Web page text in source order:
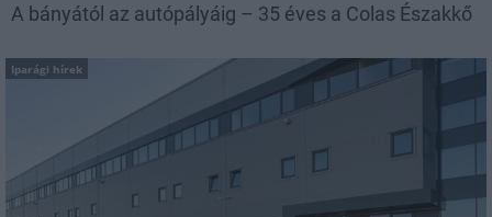
A bányától az autópályáig – 35 éves a Colas Északkő
Iparági hírek